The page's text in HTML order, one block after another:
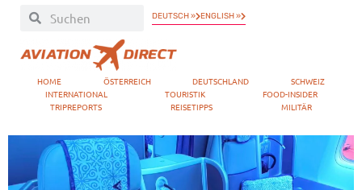
DEUTSCH » ENGLISH »
HOME ÖSTERREICH DEUTSCHLAND
SCHWEIZ
INTERNATIONAL
TOURISTIK
FOOD-INSIDER
TRIPREPORTS
REISETIPPS MILITÄR